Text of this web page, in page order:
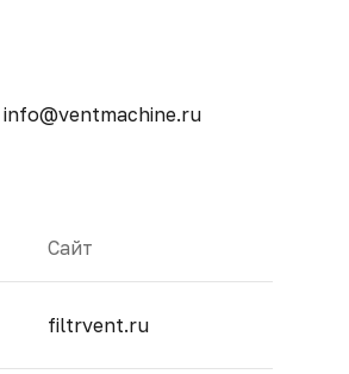
info@ventmachine.ru
Сайт
filtrvent.ru